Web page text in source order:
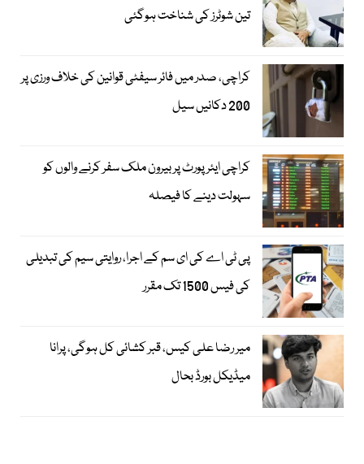
تین شوٹرز کی شناخت ہوگئی
کراچی، صدر میں فائر سیفٹی قوانین کی خلاف ورزی پر
200 دکانیں سیل
کراچی ایئرپورٹ پر بیرون ملک سفر کرنے والوں کو
سہولت دینے کا فیصلہ
پی ٹی اے کی ای سم کے اجرا، روایتی سیم کی تبدیلی
کی فیس 1500 تک مقرر
میر رضا علی کیس، قبر کشائی کل ہوگی، پرانا
میڈیکل بورڈ بحال